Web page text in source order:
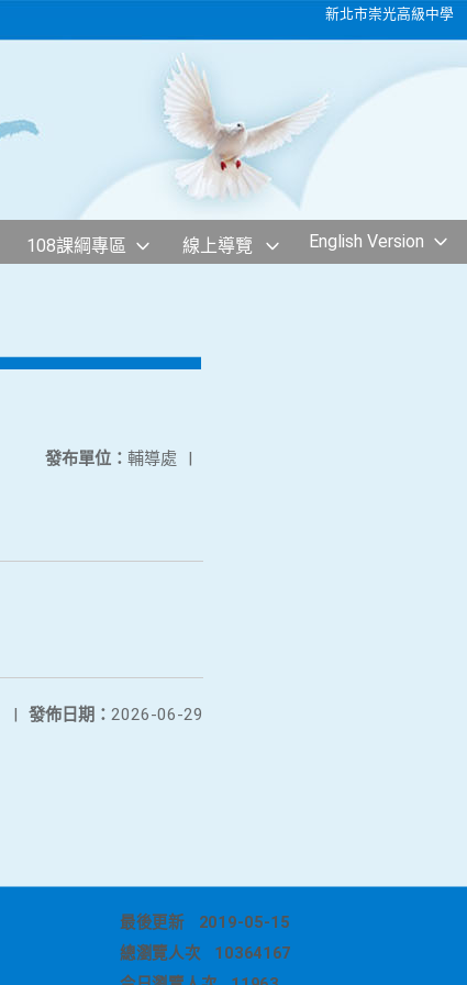
新北市崇光高級中學
108課綱專區 線上導覽 English Version
發布單位： 輔導處 |
發佈日期： 2026-06-29
|
最後更新
2019-05-15
總瀏覽人次
10364167